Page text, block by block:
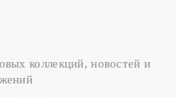
коллекций, новостей и